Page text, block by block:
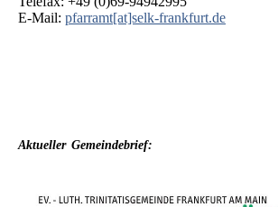
E-Mail: pfarramt[at]selk-frankfurt.de
Aktueller Gemeindebrief: